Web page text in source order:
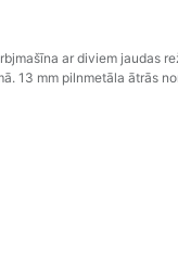
ar diviem jaudas
13 mm pilnmetāla ātrās